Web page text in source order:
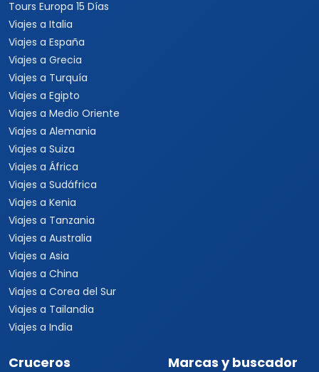
Tours Europa 15 Días
Viajes a Italia
Viajes a España
Viajes a Grecia
Viajes a Turquía
Viajes a Egipto
Viajes a Medio Oriente
Viajes a Alemania
Viajes a Suiza
Viajes a África
Viajes a Sudáfrica
Viajes a Kenia
Viajes a Tanzania
Viajes a Australia
Viajes a Asia
Viajes a China
Viajes a Corea del Sur
Viajes a Tailandia
Viajes a India
Cruceros Marcas y buscador